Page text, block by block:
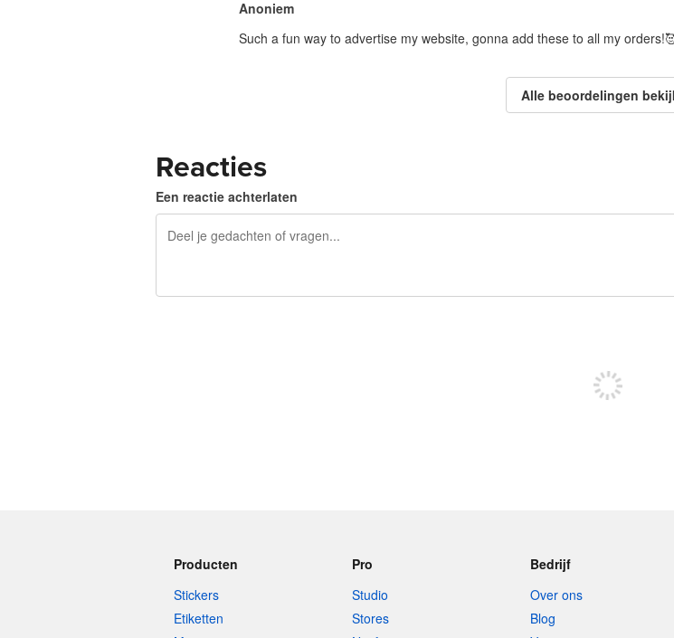
Anoniem
Such a fun way to advertise my website, gonna add these to all my
Alle beoordelingen
Reacties
Een reactie achterlaten
Producten
Stickers
Etiketten
Pro
Studio
Stores
Bedrijf
Over ons
Blog